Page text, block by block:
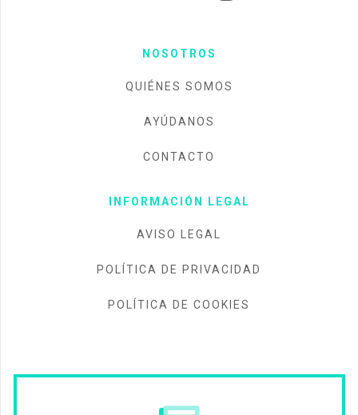
NOSOTROS
QUIÉNES SOMOS
AYÚDANOS
CONTACTO
INFORMACIÓN LEGAL
AVISO LEGAL
POLÍTICA DE PRIVACIDAD
POLÍTICA DE COOKIES